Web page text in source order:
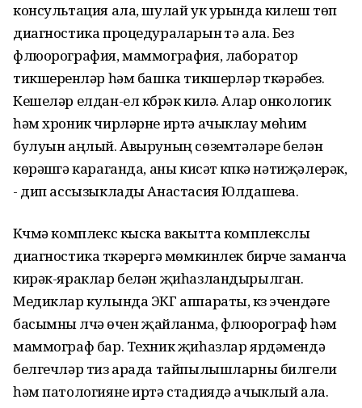
консультация ала, шулай ук урында килеш төп
диагностика процедураларын үтә ала. Без
флюорография, маммография, лаборатор
тикшеренүләр һәм башка тикшерүләр үткәрәбез.
Кешеләр елдан-ел күбрәк килә. Алар онкологик
һәм хроник чирләрне иртә ачыклау мөһим
булуын аңлый. Авыруның сөземтәләре белән
көрәшүгә караганда, аны кисәтү күпкә нәтиҗәлерәк,
- дип ассызыклады Анастасия Юлдашева.
Күчмә комплекс кыска вакытта комплекслы
диагностика үткәрергә мөмкинлек бирүче заманча
кирәк-яраклар белән җиһазландырылган.
Медиклар кулында ЭКГ аппараты, күз эчендәге
басымны үлчәү өчен җайланма, флюорограф һәм
маммограф бар. Техник җиһазлар ярдәмендә
белгечләр тиз арада тайпылышларны билгели
һәм патологияне иртә стадиядә ачыклый ала.